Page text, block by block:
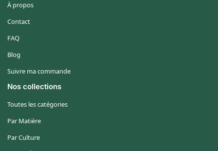
À propos
Contact
FAQ
Blog
Suivre ma commande
Nos collections
Toutes les catégories
Par Matière
Par Culture